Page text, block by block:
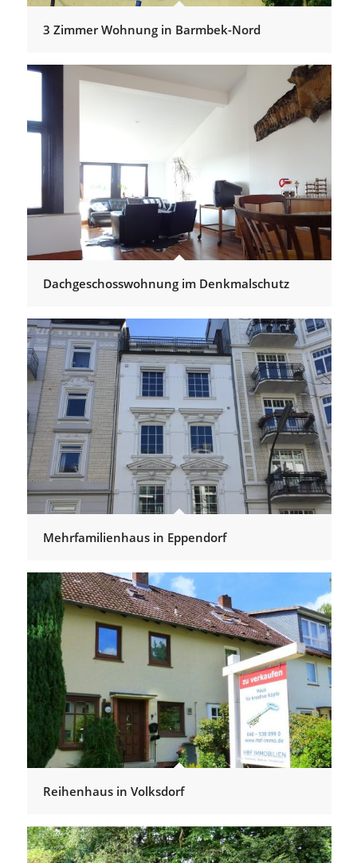
3 Zimmer Wohnung in Barmbek-Nord
Dachgeschosswohnung im Denkmalschutz
Mehrfamilienhaus in Eppendorf
Reihenhaus in Volksdorf